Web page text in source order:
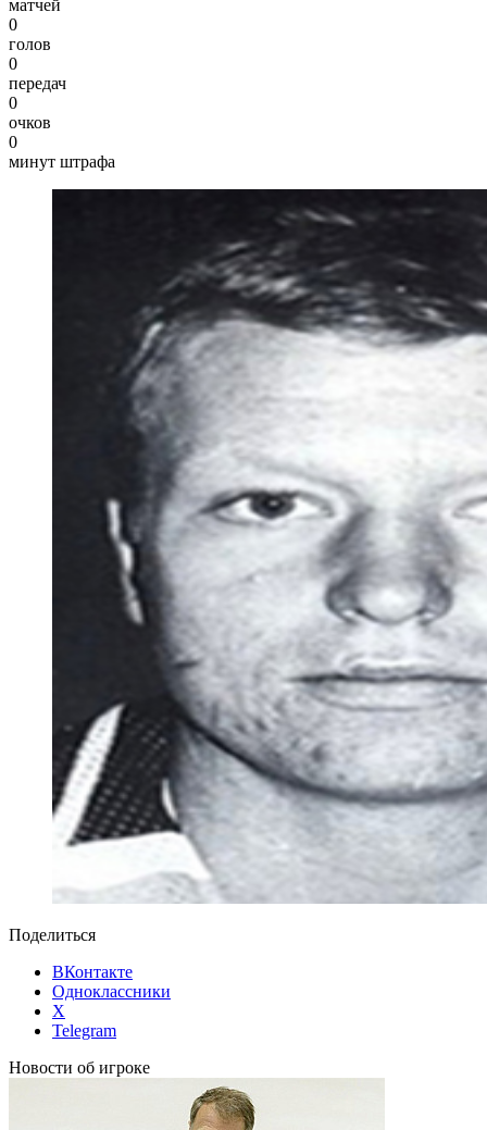
матчей
0
голов
0
передач
0
очков
0
минут штрафа
Поделиться
ВКонтакте
Одноклассники
X
Telegram
Новости об игроке